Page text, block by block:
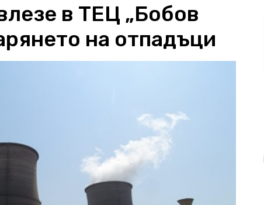
в ТЕЦ „Бобов
на отпадъци